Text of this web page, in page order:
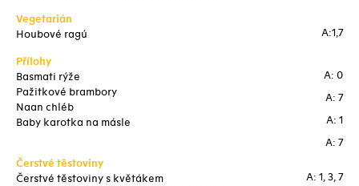
Vegetarián
Houbové ragú
A:1,7
Přílohy
Basmati rýže
Pažitkové brambory
Naan chléb
Baby karotka na másle
A: 0
A: 7
A: 1
A: 7
Čerstvé těstoviny
Čerstvé těstoviny s květákem
A: 1, 3, 7